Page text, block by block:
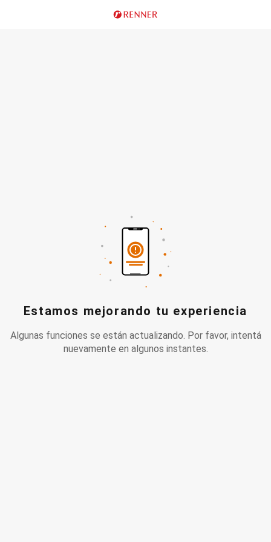
Estamos mejorando tu experiencia
Algunas funciones se están actualizando. Por favor, intentá
nuevamente en algunos instantes.